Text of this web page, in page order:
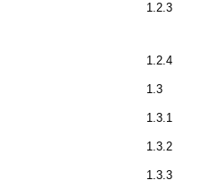
1.2.3
1.2.4
1.3
1.3.1
1.3.2
1.3.3